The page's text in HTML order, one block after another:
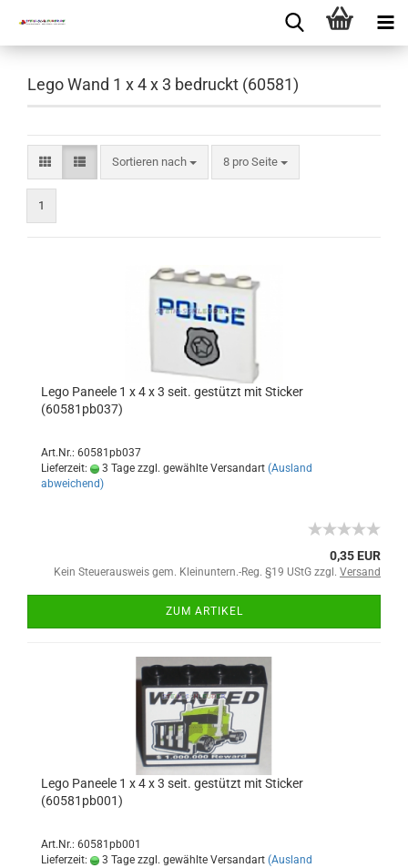
Lego Wand 1 x 4 x 3 bedruckt (60581)
Sortieren nach 8 pro Seite
1
Lego Paneele 1 x 4 x 3 seit. gestützt mit Sticker
(60581pb037)
Art.Nr.: 60581pb037
Lieferzeit:
3 Tage zzgl. gewählte Versandart (Ausland
abweichend)
0,35 EUR
Kein Steuerausweis gem. Kleinuntern.-Reg. §19 UStG zzgl. Versand
ZUM ARTIKEL
Lego Paneele 1 x 4 x 3 seit. gestützt mit Sticker
(60581pb001)
Art.Nr.: 60581pb001
Lieferzeit:
3 Tage zzgl. gewählte Versandart (Ausland